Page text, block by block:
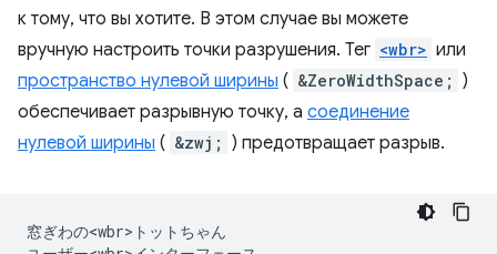
к тому, что вы хотите. В этом случае вы можете
вручную настроить точки разрушения. Тег <wbr> или
пространство нулевой ширины ( &ZeroWidthSpace;
)
обеспечивает разрывную точку, а соединение
нулевой ширины ( &zwj; ) предотвращает разрыв.
窓ぎわの<wbr>トットちゃん